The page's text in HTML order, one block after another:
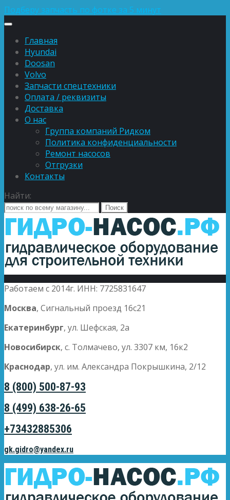
Подберу запчасть по фотке за 5 минут
Главная
Hyundai
Doosan
Volvo
Запчасти спецтехники
Оплата / реквизиты
Доставка
О нас
Группа компаний Ридком
Политика конфиденциальности
Ремонт насосов
Отгрузки
Контакты
Найти:
Работаем с 2014г. ИНН: 7725831647
Москва, Сигнальный проезд 16с21
Екатеринбург, ул. Шефская, 2а
Новосибирск, с. Толмачево, ул. 3307 км, 16к2
Краснодар, ул. им. Александра Покрышкина, 2/12
8 (800) 500-87-93
8 (499) 638-26-65
+73432885306
gk.gidro@yandex.ru